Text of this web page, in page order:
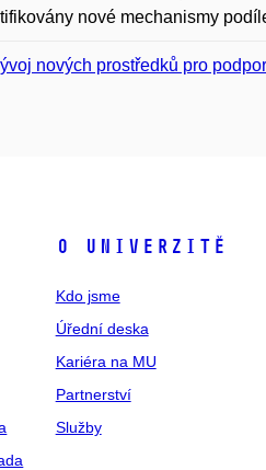
nové mechanismy
nových prostředků pro
O univerzitě
Kdo jsme
Úřední deska
Kariéra na MU
Partnerství
Služby